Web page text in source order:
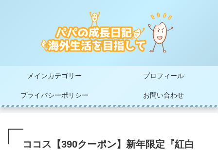
メインカテゴリー プロフィール
プライバシーポリシー お問い合わせ
ココス【390クーポン】新年限定『紅白